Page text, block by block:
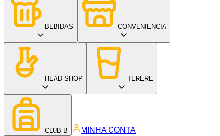
BEBIDAS CONVENIÊNCIA
HEAD SHOP TERERE
CLUB B
MINHA CONTA